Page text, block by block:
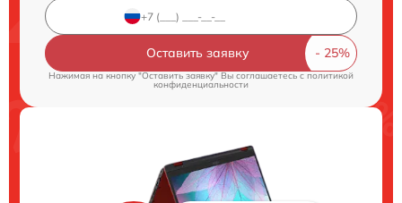
Оставить заявку
Нажимая на кнопку "Оставить заявку" Вы соглашаетесь cполитикой
конфиденциальности